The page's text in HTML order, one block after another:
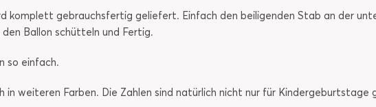
komplett gebrauchsfertig geliefert. Einfach den beiligenden Stab an der
den Ballon schütteln und Fertig.
so einfach.
in weiteren Farben. Die Zahlen sind natürlich nicht nur für Kindergeburtstage